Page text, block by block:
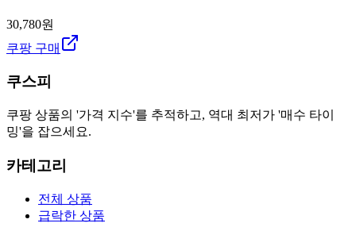
30,780원
쿠팡 구매
쿠스피
쿠팡 상품의 '가격 지수'를 추적하고, 역대 최저가 '매수 타이
밍'을 잡으세요.
카테고리
전체 상품
급락한 상품